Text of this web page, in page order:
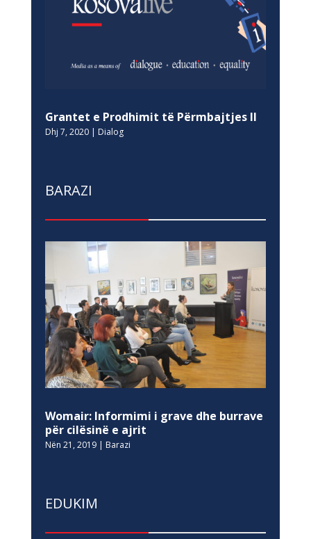
Grantet e Prodhimit të Përmbajtjes II
Dhj 7, 2020| Dialog
BARAZI
Womair: Informimi i grave dhe burrave
për cilësinë e ajrit
Nën 21, 2019| Barazi
EDUKIM